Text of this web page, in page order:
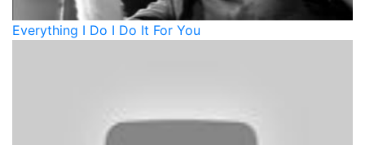
Everything I Do I Do It For You